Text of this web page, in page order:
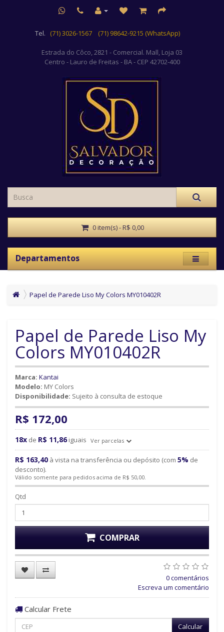
Tel. (71) 3026-1567 (71) 98642-9215 (WhatsApp)
Estrada do Côco, 2821 - Comercial. Mall, Loja 03
Centro - Lauro de Freitas - BA - CEP 42702-400
0 item(s) - R$ 0,00
Departamentos
Papel de Parede Liso My Colors MY010402R
Papel de Parede Liso My
Colors MY010402R
Marca: Kantai
Modelo: MY Colors
Disponibilidade: Sujeito à consulta de estoque
R$ 172,00
18x de R$ 11,86 iguais Ver parcelas
R$ 163,40 à vista na transferência ou depósito (com 5% de
desconto).
Válido somente para pedidos acima de R$ 50,00.
Qtd
COMPRAR
0 comentários
Escreva um comentário
Calcular Frete
Calcular